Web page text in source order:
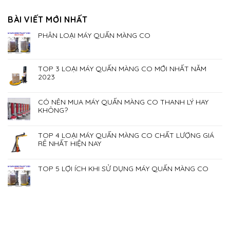
BÀI VIẾT MỚI NHẤT
PHÂN LOẠI MÁY QUẤN MÀNG CO
TOP 3 LOẠI MÁY QUẤN MÀNG CO MỚI NHẤT NĂM
2023
CÓ NÊN MUA MÁY QUẤN MÀNG CO THANH LÝ HAY
KHÔNG?
TOP 4 LOẠI MÁY QUẤN MÀNG CO CHẤT LƯỢNG GIÁ
RẺ NHẤT HIỆN NAY
TOP 5 LỢI ÍCH KHI SỬ DỤNG MÁY QUẤN MÀNG CO